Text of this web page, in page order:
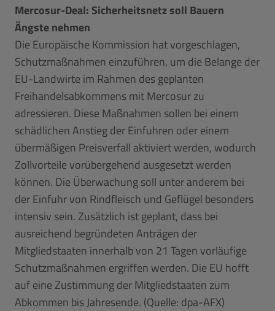
Mercosur-Deal: Sicherheitsnetz soll Bauern
Ängste nehmen
Die Europäische Kommission hat vorgeschlagen,
Schutzmaßnahmen einzuführen, um die Belange der
EU-Landwirte im Rahmen des geplanten
Freihandelsabkommens mit Mercosur zu
adressieren. Diese Maßnahmen sollen bei einem
schädlichen Anstieg der Einfuhren oder einem
übermäßigen Preisverfall aktiviert werden, wodurch
Zollvorteile vorübergehend ausgesetzt werden
können. Die Überwachung soll unter anderem bei
der Einfuhr von Rindfleisch und Geflügel besonders
intensiv sein. Zusätzlich ist geplant, dass bei
ausreichend begründeten Anträgen der
Mitgliedstaaten innerhalb von 21 Tagen vorläufige
Schutzmaßnahmen ergriffen werden. Die EU hofft
auf eine Zustimmung der Mitgliedstaaten zum
Abkommen bis Jahresende. (Quelle: dpa-AFX)